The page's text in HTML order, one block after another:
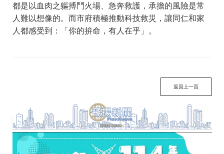
都是以血肉之軀搏鬥火場、急奔救護，承擔的風險是常
人難以想像的。而市府積極推動科技救災，讓同仁和家
人都感受到：「你的拚命，有人在乎」。
返回上一頁